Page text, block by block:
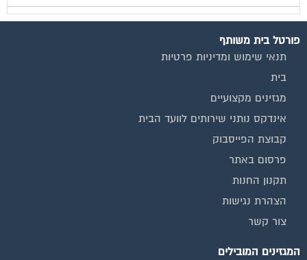
פורטל בית משותף
תנאי שימוש ומדיניות פרטיות
בית
מגזינים מקצועיים
אינדקס נותני שירותים לוועד הבית
קבוצת הפייסבוק
פרסום באתר
תקנון החנות
הצהרת נגישות
צור קשר
המגזינים המובילים